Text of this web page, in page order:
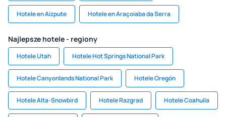
Hotele en Aizpute Hotele en Araçoiaba da Serra
Najlepsze hotele - regiony
Hotele Utah Hotele Hot Springs National Park
Hotele Canyonlands National Park Hotele Oregón
Hotele Alta-Snowbird Hotele Razgrad Hotele Coahuila